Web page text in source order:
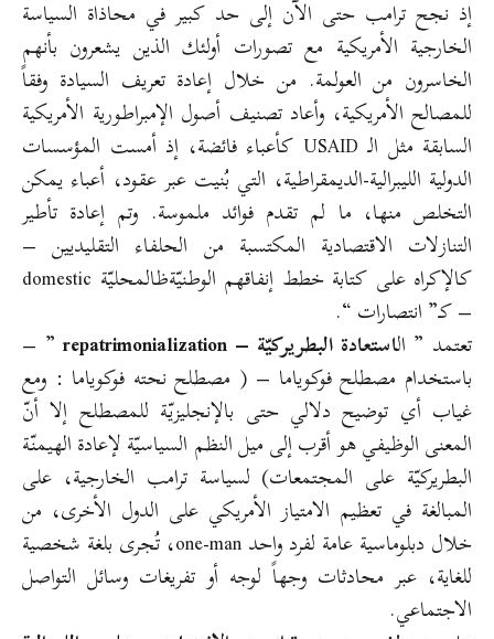
إذ نجح ترامب حتى الآن إلى حد كبير في محاذاة السياسة
الخارجية الأمريكية مع تصورات أولئك الذين يشعرون بأنهم
الخاسرون من العولمة. من خلال إعادة تعريف السيادة وفقاً
للمصالح الأمريكية، وأعاد تصنيف أصول الإمبراطورية الأمريكية
السابقة مثل الـ USAID كأعباء فائضة، إذ أمست المؤسسات
الدولية الليبرالية-الديمقراطية، التي بُنيت عبر عقود، أعباء يمكن
التخلص منها، ما لم تقدم فوائد ملموسة. وتم إعادة تأطير
التنازلات الاقتصادية المكتسبة من الحلفاء التقليديين –
كالإكراه على كتابة خطط إنفاقهم الوطنيّةظالمحليّة domestic
– كـ” انتصارات “.
تعتمد ” الاستعادة البطريركيّة – repatrimonialization
” –
باستخدام مصطلح فوكوياما – ( مصطلح نحته فوكوياما : ومع
غياب أي توضيح دلالي حتى بالإنجليزيّة للمصطلح إلا أنّ
المعنى الوظيفي هو أقرب إلى ميل النظم السياسيّة لإعادة الهيمنّة
البطريركيّة على المجتمعات) لسياسة ترامب الخارجية، على
المبالغة في تعظيم الامتياز الأمريكي على الدول الأخرى، من
خلال دبلوماسية عامة لفرد واحد one-man، تُجرى بلغة شخصية
للغاية، عبر محادثات وجهاً لوجه أو تفريغات وسائل التواصل
الاجتماعي.